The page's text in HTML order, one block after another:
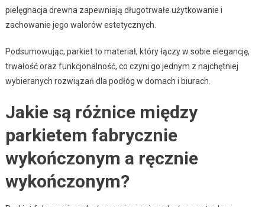
pielęgnacja drewna zapewniają długotrwałe użytkowanie i
zachowanie jego walorów estetycznych.
Podsumowując, parkiet to materiał, który łączy w sobie elegancję,
trwałość oraz funkcjonalność, co czyni go jednym z najchętniej
wybieranych rozwiązań dla podłóg w domach i biurach.
Jakie są różnice między
parkietem fabrycznie
wykończonym a ręcznie
wykończonym?